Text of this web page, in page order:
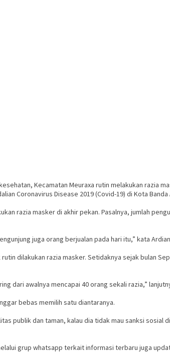
Kecamatan Meuraxa rutin melakukan
Coronavirus Disease 2019 (Covid-19) di Kota Banda
razia masker di akhir pekan. Pasalnya, jumlah
juga orang berjualan pada hari itu,” kata
dilakukan razia masker. Setidaknya sejak bulan
dari awalnya mencapai 40 orang sekali razia,”
bebas memilih satu diantaranya.
publik dan taman, kalau dia tidak mau sanksi sosial
grup whatsapp terkait informasi terbaru juga